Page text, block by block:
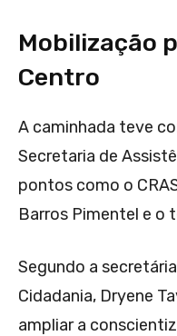
Mobilização
Centro
A caminhada teve
Secretaria de
pontos como o
Barros Pimentel e o
Segundo a
Cidadania, Dryene
ampliar a